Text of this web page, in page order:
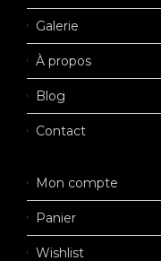
Galerie
À propos
Blog
Contact
Mon compte
Panier
Wishlist